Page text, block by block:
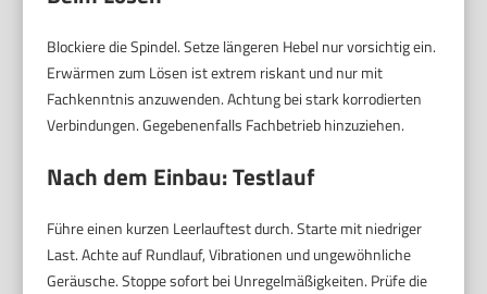
Blockiere die Spindel. Setze längeren Hebel nur vorsichtig ein.
Erwärmen zum Lösen ist extrem riskant und nur mit
Fachkenntnis anzuwenden. Achtung bei stark korrodierten
Verbindungen. Gegebenenfalls Fachbetrieb hinzuziehen.
Nach dem Einbau: Testlauf
Führe einen kurzen Leerlauftest durch. Starte mit niedriger
Last. Achte auf Rundlauf, Vibrationen und ungewöhnliche
Geräusche. Stoppe sofort bei Unregelmäßigkeiten. Prüfe die